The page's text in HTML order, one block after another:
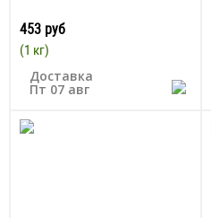
453 руб
(1 кг)
Доставка
Пт 07 авг